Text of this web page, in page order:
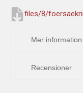
files/8/
Mer information
Ditt livs
Recensioner